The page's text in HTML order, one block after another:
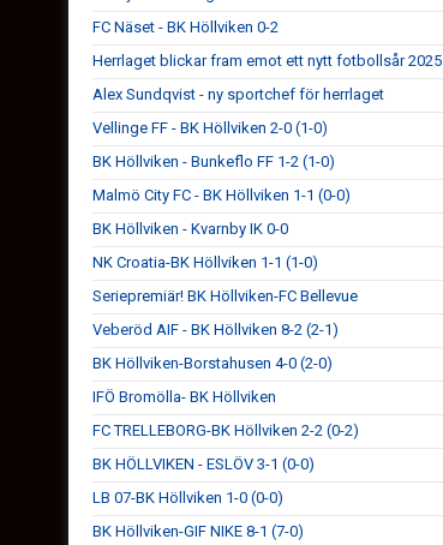
FC Näset - BK Höllviken 0-2
Herrlaget blickar fram emot ett nytt fotbollsår 2025
Alex Sundqvist - ny sportchef för herrlaget
Vellinge FF - BK Höllviken 2-0 (1-0)
BK Höllviken - Bunkeflo FF 1-2 (1-0)
Malmö City FC - BK Höllviken 1-1 (0-0)
BK Höllviken - Kvarnby IK 0-0
NK Croatia-BK Höllviken 1-1 (1-0)
Seriepremiär! BK Höllviken-FC Bellevue
Veberöd AIF - BK Höllviken 8-2 (2-1)
BK Höllviken-Borstahusen 4-0 (2-0)
IFÖ Bromölla- BK Höllviken
FC TRELLEBORG-BK Höllviken 2-2 (0-2)
BK HÖLLVIKEN - ESLÖV 3-1 (0-0)
LB 07-BK Höllviken 1-0 (0-0)
BK Höllviken-GIF NIKE 8-1 (7-0)